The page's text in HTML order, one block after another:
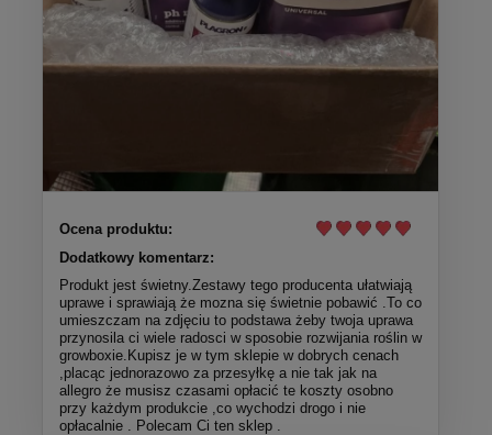
Ocena produktu:
Dodatkowy komentarz:
Produkt jest świetny.Zestawy tego producenta ułatwiają
uprawe i sprawiają że mozna się świetnie pobawić .To co
umieszczam na zdjęciu to podstawa żeby twoja uprawa
przynosila ci wiele radosci w sposobie rozwijania roślin w
growboxie.Kupisz je w tym sklepie w dobrych cenach
,placąc jednorazowo za przesyłkę a nie tak jak na
allegro że musisz czasami opłacić te koszty osobno
przy każdym produkcie ,co wychodzi drogo i nie
opłacalnie . Polecam Ci ten sklep .